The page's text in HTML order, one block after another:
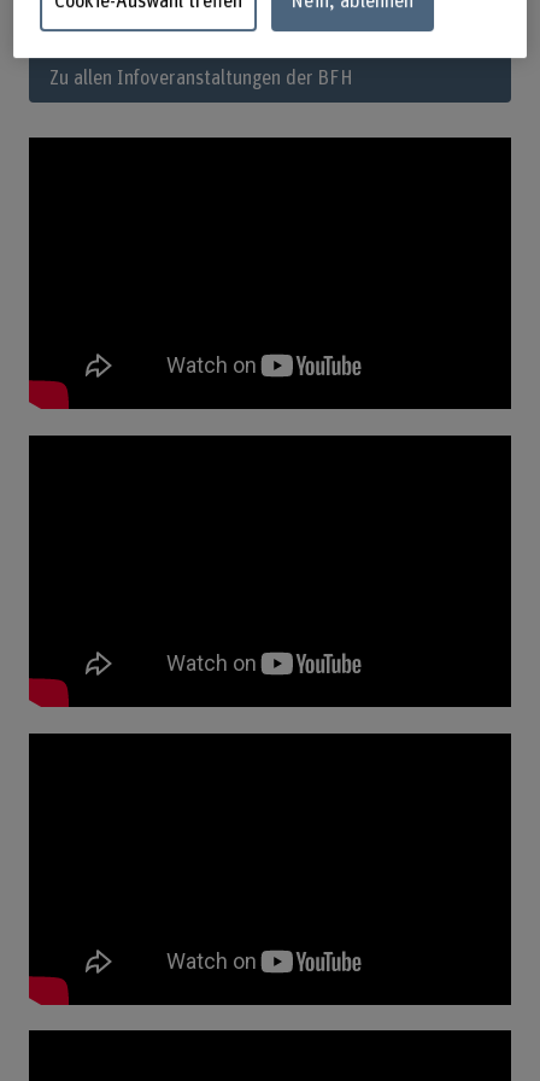
Zu allen Infoveranstaltungen der BFH